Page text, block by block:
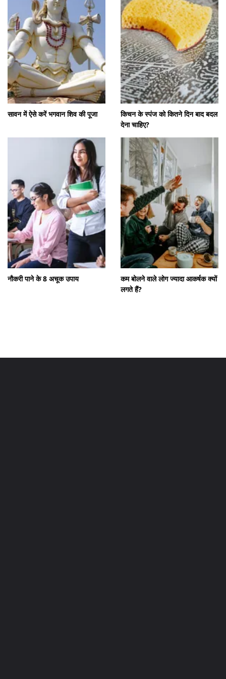
सावन में ऐसे करें भगवान शिव की पूजा
किचन के स्पंज को कितने दिन बाद बदल
देना चाहिए?
नौकरी पाने के 8 अचूक उपाय
कम बोलने वाले लोग ज्यादा आकर्षक क्यों
लगते हैं?